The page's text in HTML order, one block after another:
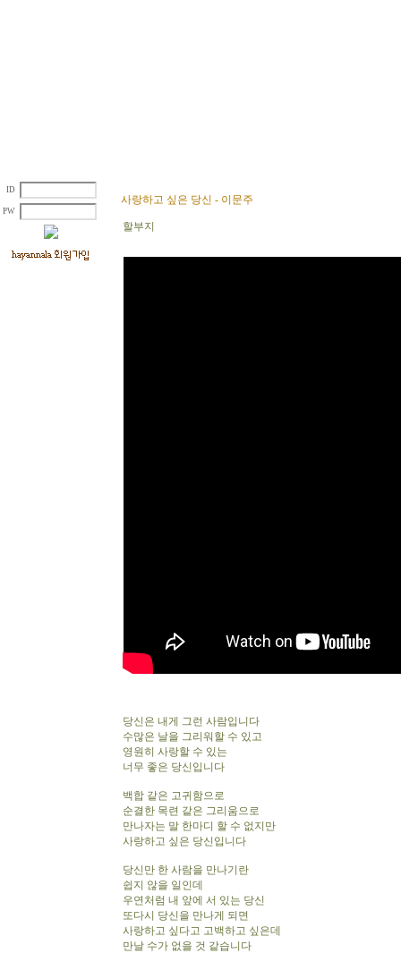
ID
PW
사랑하고 싶은 당신 - 이문주
할부지
당신은 내게 그런 사람입니다
수많은 날을 그리워할 수 있고
영원히 사랑할 수 있는
너무 좋은 당신입니다
백합 같은 고귀함으로
순결한 목련 같은 그리움으로
만나자는 말 한마디 할 수 없지만
사랑하고 싶은 당신입니다
당신만 한 사람을 만나기란
쉽지 않을 일인데
우연처럼 내 앞에 서 있는 당신
또다시 당신을 만나게 되면
사랑하고 싶다고 고백하고 싶은데
만날 수가 없을 것 같습니다